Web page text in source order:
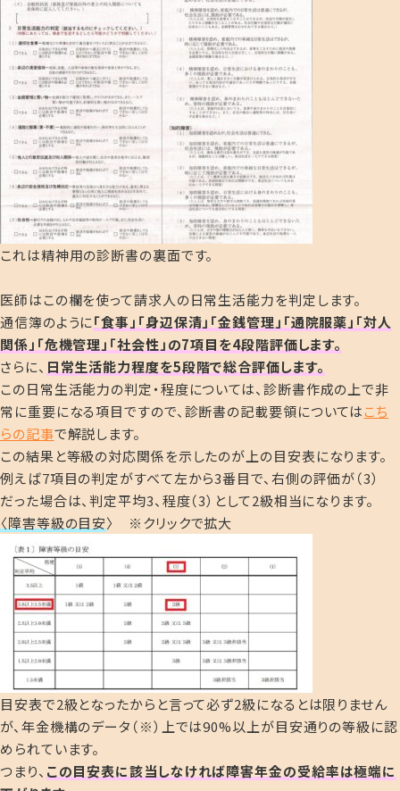
これは精神用の診断書の裏面です。
医師はこの欄を使って請求人の日常生活能力を判定します。
通信簿のように「食事」「身辺保清」「金銭管理」「通院服薬」「対人
関係」「危機管理」「社会性」の7項目を4段階評価します。
さらに、 日常生活能力程度を5段階で総合評価します。
この日常生活能力の判定・程度については、診断書作成の上で非
常に重要になる項目ですので、診断書の記載要領についてはこち
らの記事で解説します。
この結果と等級の対応関係を示したのが上の目安表になります。
例えば7項目の判定がすべて左から3番目で、右側の評価が（3）
だった場合は、判定平均3、程度（3）として2級相当になります。
〈障害等級の目安〉 ※クリックで拡大
目安表で2級となったからと言って必ず2級になるとは限りません
が、年金機構のデータ（※）上では90%以上が目安通りの等級に認
められています。
つまり、 この目安表に該当しなければ障害年金の受給率は極端に